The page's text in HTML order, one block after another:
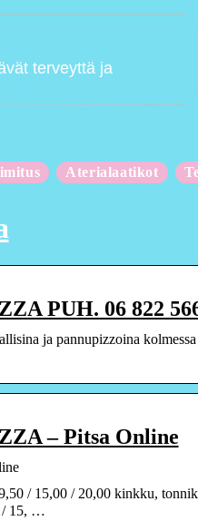
terveyttä ja
Aterialaatikot
PUH. 06 822
ja pannupizzoina
– Pitsa Online
/ 15,00 / 20,00 kinkku,
/ 15, …